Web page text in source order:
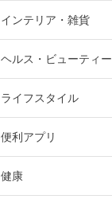
インテリア・雑貨
ヘルス・ビューティー
ライフスタイル
便利アプリ
健康